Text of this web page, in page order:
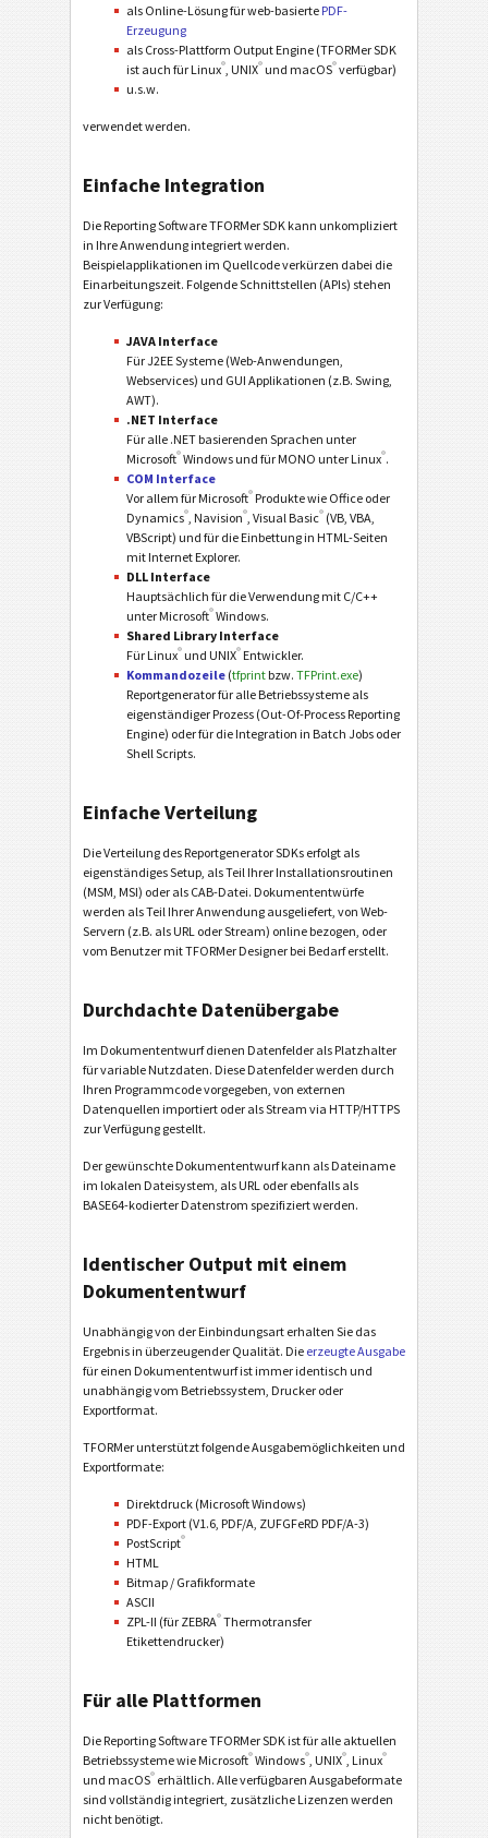
als Online-Lösung für web-basierte PDF-
Erzeugung
als Cross-Plattform Output Engine (TFORMer SDK
ist auch für Linux® , UNIX® und macOS®verfügbar)
u.s.w.
verwendet werden.
Einfache Integration
Die Reporting Software TFORMer SDK kann unkompliziert
in Ihre Anwendung integriert werden.
Beispielapplikationen im Quellcode verkürzen dabei die
Einarbeitungszeit. Folgende Schnittstellen (APIs) stehen
zur Verfügung:
JAVA Interface
Für J2EE Systeme (Web-Anwendungen,
Webservices) und GUI Applikationen (z.B. Swing,
AWT).
.NET Interface
Für alle .NET basierenden Sprachen unter
Microsoft®Windows und für MONO unter Linux®.
COM Interface
Vor allem für Microsoft® Produkte wie Office oder
Dynamics® , Navision® , Visual Basic® (VB, VBA,
VBScript) und für die Einbettung in HTML-Seiten
mit Internet Explorer.
DLL Interface
Hauptsächlich für die Verwendung mit C/C++
unter Microsoft®Windows.
Shared Library Interface
Für Linux® und UNIX® Entwickler.
Kommandozeile (tfprint bzw. TFPrint.exe)
Reportgenerator für alle Betriebssysteme als
eigenständiger Prozess (Out-Of-Process Reporting
Engine) oder für die Integration in Batch Jobs oder
Shell Scripts.
Einfache Verteilung
Die Verteilung des Reportgenerator SDKs erfolgt als
eigenständiges Setup, als Teil Ihrer Installationsroutinen
(MSM, MSI) oder als CAB-Datei. Dokumententwürfe
werden als Teil Ihrer Anwendung ausgeliefert, von Web-
Servern (z.B. als URL oder Stream) online bezogen, oder
vom Benutzer mit TFORMer Designer bei Bedarf erstellt.
Durchdachte Datenübergabe
Im Dokumententwurf dienen Datenfelder als Platzhalter
für variable Nutzdaten. Diese Datenfelder werden durch
Ihren Programmcode vorgegeben, von externen
Datenquellen importiert oder als Stream via HTTP/HTTPS
zur Verfügung gestellt.
Der gewünschte Dokumententwurf kann als Dateiname
im lokalen Dateisystem, als URL oder ebenfalls als
BASE64-kodierter Datenstrom spezifiziert werden.
Identischer Output mit einem
Dokumententwurf
Unabhängig von der Einbindungsart erhalten Sie das
Ergebnis in überzeugender Qualität. Die erzeugte Ausgabe
für einen Dokumententwurf ist immer identisch und
unabhängig vom Betriebssystem, Drucker oder
Exportformat.
TFORMer unterstützt folgende Ausgabemöglichkeiten und
Exportformate:
Direktdruck (Microsoft Windows)
PDF-Export (V1.6, PDF/A, ZUFGFeRD PDF/A-3)
PostScript®
HTML
Bitmap / Grafikformate
ASCII
ZPL-II (für ZEBRA®Thermotransfer
Etikettendrucker)
Für alle Plattformen
Die Reporting Software TFORMer SDK ist für alle aktuellen
Betriebssysteme wie Microsoft®Windows® , UNIX® , Linux®
und macOS® erhältlich. Alle verfügbaren Ausgabeformate
sind vollständig integriert, zusätzliche Lizenzen werden
nicht benötigt.